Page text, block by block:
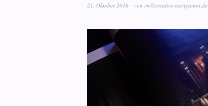
21. Oktober 2016 von cn@creative-navigation.de